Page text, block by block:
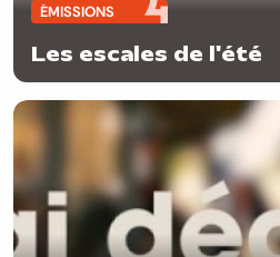
ÉMISSIONS
Les escales de l'été